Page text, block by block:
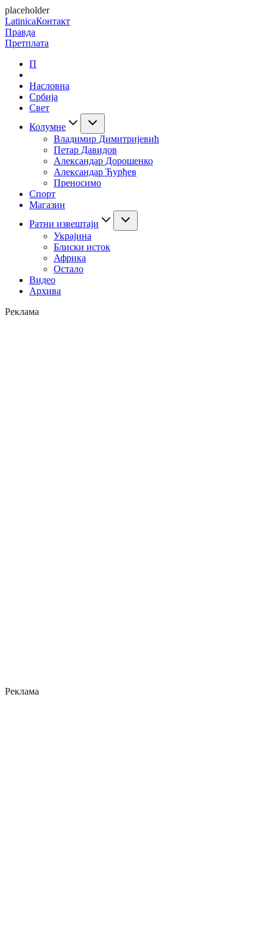
placeholder
LatinicaКонтакт
Правда
Претплата
П
Насловна
Србија
Свет
Колумне
Владимир Димитријевић
Петар Давидов
Александар Дорошенко
Александар Ђурђев
Преносимо
Спорт
Магазин
Ратни извештаји
Украјина
Блиски исток
Африка
Остало
Видео
Архива
Реклама
Реклама